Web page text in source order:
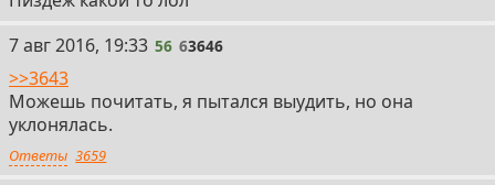
56
7 авг 2016, 19:33 56 63646
>>3643
Можешь почитать, я пытался выудить, но она
уклонялась.
Ответы 3659